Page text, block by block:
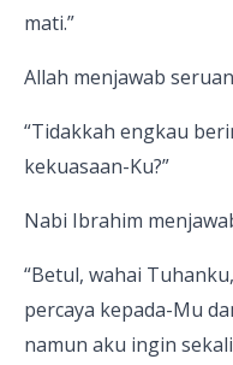
mati.”
Allah menjawab
“Tidakkah engkau
kekuasaan-Ku?”
Nabi Ibrahim
“Betul, wahai
percaya kepada-Mu
namun aku ingin